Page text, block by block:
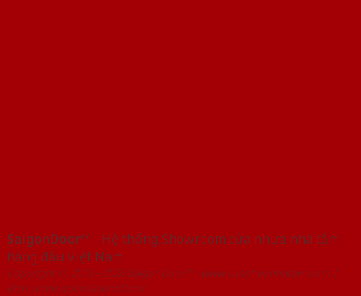
SaigonDoor™ - Hệ thống Showroom cửa nhựa nhà tắm
hàng đầu Việt Nam
Copyright ⓒ 2016 – 2026 SaigonDoor™ - www.cuanhuanhatam.com |
Đơn vị chủ quản SaigonDoor